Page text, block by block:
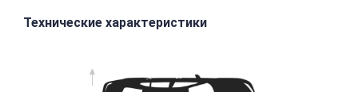
Технические характеристики